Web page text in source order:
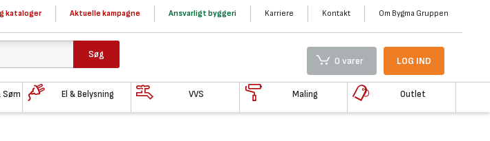
kataloger Aktuelle kampagne Ansvarligt byggeri Karriere Kontakt Om Bygma Gruppen
Søg
0 varer LOG IND
Søm El & Belysning VVS Maling Outlet